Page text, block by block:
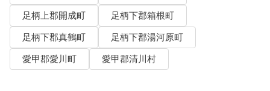
足柄上郡開成町
足柄下郡箱根町
足柄下郡真鶴町
足柄下郡湯河原町
愛甲郡愛川町
愛甲郡清川村